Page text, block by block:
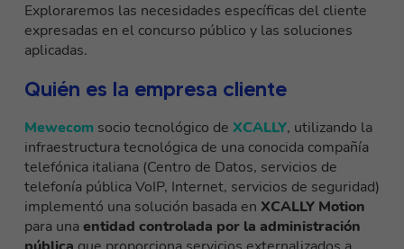
Exploraremos las necesidades específicas del cliente
expresadas en el concurso público y las soluciones
aplicadas.
Quién es la empresa cliente
Mewecom socio tecnológico de XCALLY, utilizando la
infraestructura tecnológica de una conocida compañía
telefónica italiana (Centro de Datos, servicios de
telefonía pública VoIP, Internet, servicios de seguridad)
implementó una solución basada en XCALLY Motion
para unaentidad controlada por la administración